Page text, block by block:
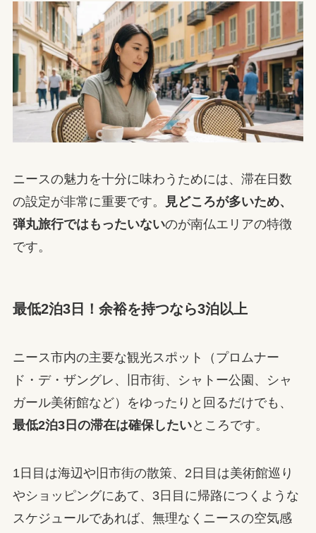
ニースの魅力を十分に味わうためには、滞在日数
の設定が非常に重要です。
見どころが多いため、
弾丸旅行ではもったいないのが南仏エリアの特徴
です。
最低2泊3日！余裕を持つなら3泊以上
ニース市内の主要な観光スポット（プロムナー
ド・デ・ザングレ、旧市街、シャトー公園、シャ
ガール美術館など）をゆったりと回るだけでも、
最低2泊3日の滞在は確保したいところです。
1日目は海辺や旧市街の散策、2日目は美術館巡り
やショッピングにあて、3日目に帰路につくような
スケジュールであれば、無理なくニースの空気感